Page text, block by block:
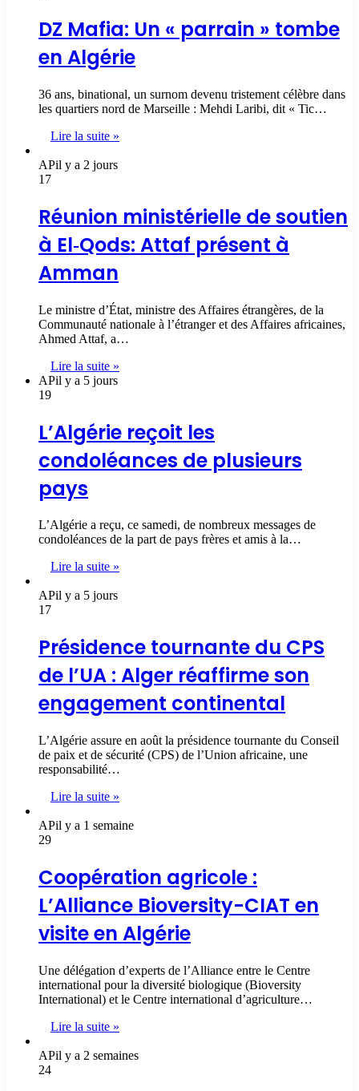
DZ Mafia: Un « parrain » tombe
en Algérie
36 ans, binational, un surnom devenu tristement célèbre dans
les quartiers nord de Marseille : Mehdi Laribi, dit « Tic…
Lire la suite »
APil y a 2 jours
17
Réunion ministérielle de soutien
à El‑Qods: Attaf présent à
Amman
Le ministre d’État, ministre des Affaires étrangères, de la
Communauté nationale à l’étranger et des Affaires africaines,
Ahmed Attaf, a…
Lire la suite »
APil y a 5 jours
19
L’Algérie reçoit les
condoléances de plusieurs
pays
L’Algérie a reçu, ce samedi, de nombreux messages de
condoléances de la part de pays frères et amis à la…
Lire la suite »
APil y a 5 jours
17
Présidence tournante du CPS
de l’UA : Alger réaffirme son
engagement continental
L’Algérie assure en août la présidence tournante du Conseil
de paix et de sécurité (CPS) de l’Union africaine, une
responsabilité…
Lire la suite »
APil y a 1 semaine
29
Coopération agricole :
L’Alliance Bioversity-CIAT en
visite en Algérie
Une délégation d’experts de l’Alliance entre le Centre
international pour la diversité biologique (Bioversity
International) et le Centre international d’agriculture…
Lire la suite »
APil y a 2 semaines
24